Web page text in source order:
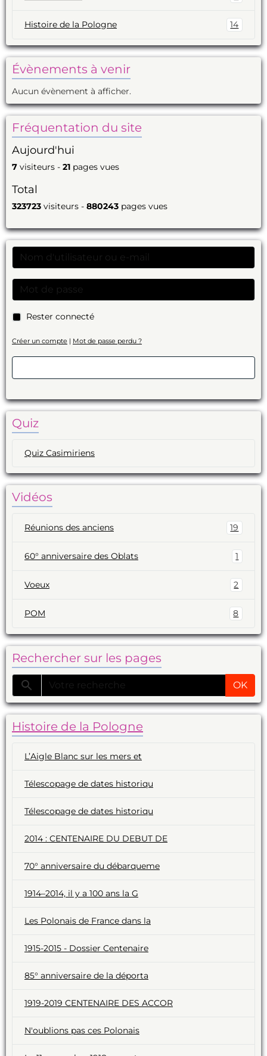
Histoire de la Pologne 14
Évènements à venir
Aucun évènement à afficher.
Fréquentation du site
Aujourd'hui
7 visiteurs - 21 pages vues
Total
323723 visiteurs - 880243 pages vues
Rester connecté
Créer un compte | Mot de passe perdu ?
Quiz
Quiz Casimiriens
Vidéos
Réunions des anciens 19
60° anniversaire des Oblats 1
Voeux 2
POM 8
Rechercher sur les pages
OK
Histoire de la Pologne
L’Aigle Blanc sur les mers et
Télescopage de dates historiqu
Télescopage de dates historiqu
2014 : CENTENAIRE DU DEBUT DE
70° anniversaire du débarqueme
1914–2014, il y a 100 ans la G
Les Polonais de France dans la
1915-2015 - Dossier Centenaire
85° anniversaire de la déporta
1919-2019 CENTENAIRE DES ACCOR
N'oublions pas ces Polonais